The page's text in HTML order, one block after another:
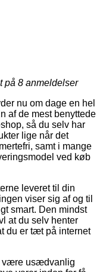
på 8 anmeldelser
nu om dage en hel
af de mest benyttede
så du selv har
lige når det
samt i mange
ved køb
leveret til din
viser sig af og til
smart. Den mindst
at du selv henter
du er tæt på internet
være usædvanlig